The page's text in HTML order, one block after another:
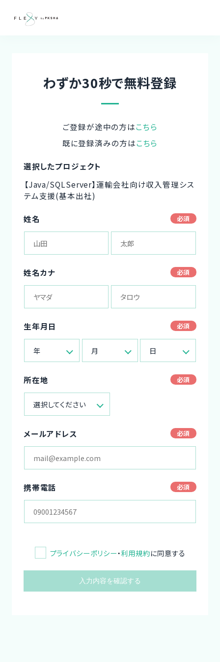
わずか30秒で無料登録
ご登録が途中の方はこちら
既に登録済みの方はこちら
選択したプロジェクト
【Java/SQLServer】運輸会社向け収入管理シス
テム支援(基本出社)
姓名
姓名カナ
生年月日
年 月 日
所在地
選択してください
メールアドレス
携帯電話
プライバシーポリシー・利用規約に同意する
入力内容を確認する